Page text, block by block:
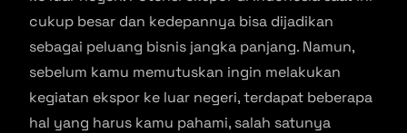
cukup besar dan kedepannya bisa dijadikan
sebagai peluang bisnis jangka panjang. Namun,
sebelum kamu memutuskan ingin melakukan
kegiatan ekspor ke luar negeri, terdapat beberapa
hal yang harus kamu pahami, salah satunya